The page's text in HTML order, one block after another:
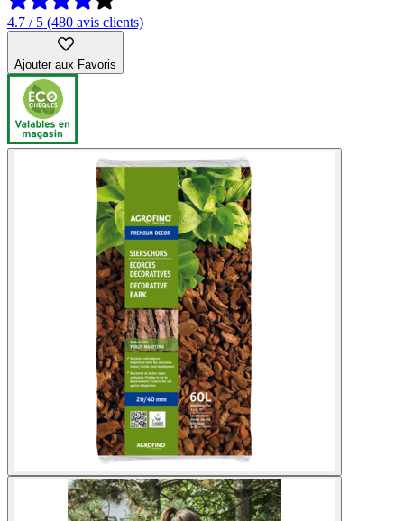
4.7 / 5 (480 avis clients)
Ajouter aux Favoris